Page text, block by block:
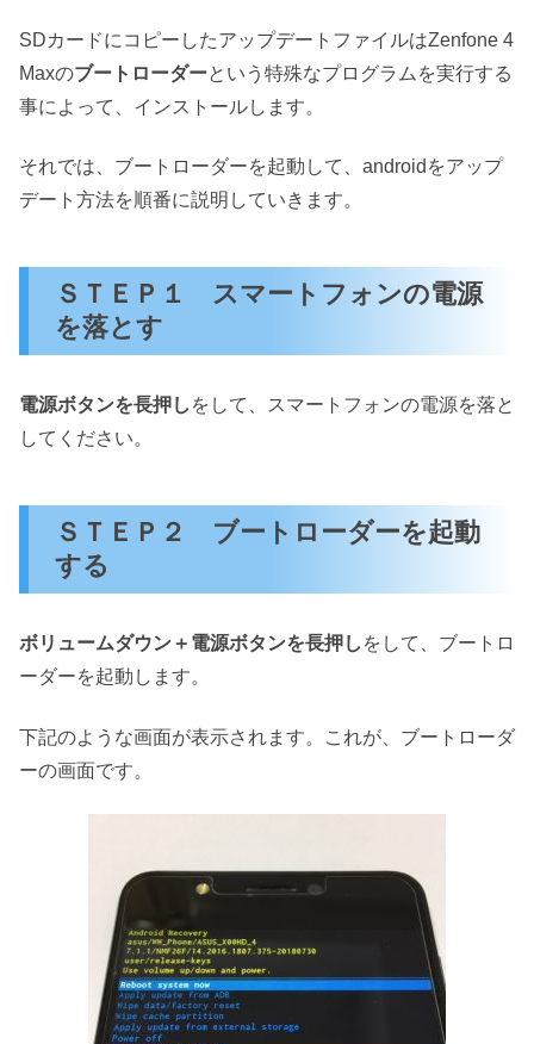
SDカードにコピーしたアップデートファイルはZenfone 4
Maxのブートローダーという特殊なプログラムを実行する
事によって、インストールします。
それでは、ブートローダーを起動して、androidをアップ
デート方法を順番に説明していきます。
ＳＴＥＰ１ スマートフォンの電源
を落とす
電源ボタンを長押し をして、スマートフォンの電源を落と
してください。
ＳＴＥＰ２ ブートローダーを起動
する
ボリュームダウン＋電源ボタンを長押し をして、ブートロ
ーダーを起動します。
下記のような画面が表示されます。これが、ブートローダ
ーの画面です。